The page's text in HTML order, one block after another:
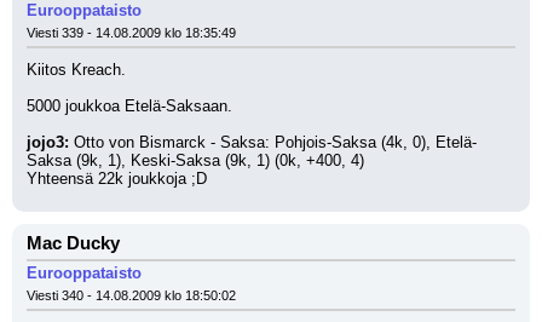
Eurooppataisto
Viesti 339 - 14.08.2009 klo 18:35:49
Kiitos Kreach.
5000 joukkoa Etelä-Saksaan.
jojo3: Otto von Bismarck - Saksa: Pohjois-Saksa (4k, 0), Etelä-
Saksa (9k, 1), Keski-Saksa (9k, 1) (0k, +400, 4)
Yhteensä 22k joukkoja ;D
Mac Ducky
Eurooppataisto
Viesti 340 - 14.08.2009 klo 18:50:02